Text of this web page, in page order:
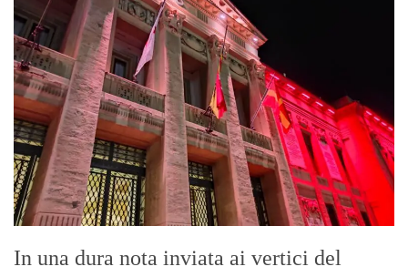
In una dura nota inviata ai vertici del